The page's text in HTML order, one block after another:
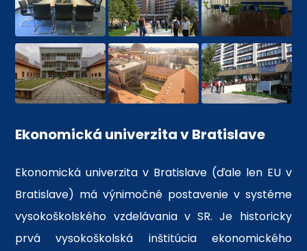
Ekonomická univerzita v Bratislave
Ekonomická univerzita v Bratislave (ďale len EU v
Bratislave) má výnimočné postavenie v systéme
vysokoškolského vzdelávania v SR. Je historicky
prvá vysokoškolská inštitúcia ekonomického